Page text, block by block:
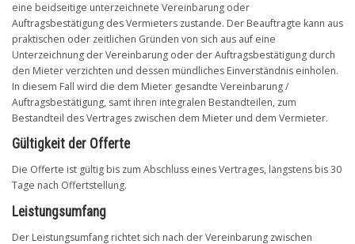
eine beidseitige unterzeichnete Vereinbarung oder
Auftragsbestätigung des Vermieters zustande. Der Beauftragte kann aus
praktischen oder zeitlichen Gründen von sich aus auf eine
Unterzeichnung der Vereinbarung oder der Auftragsbestätigung durch
den Mieter verzichten und dessen mündliches Einverständnis einholen.
In diesem Fall wird die dem Mieter gesandte Vereinbarung /
Auftragsbestätigung, samt ihren integralen Bestandteilen, zum
Bestandteil des Vertrages zwischen dem Mieter und dem Vermieter.
Gültigkeit der Offerte
Die Offerte ist gültig bis zum Abschluss eines Vertrages, längstens bis 30
Tage nach Offertstellung.
Leistungsumfang
Der Leistungsumfang richtet sich nach der Vereinbarung zwischen